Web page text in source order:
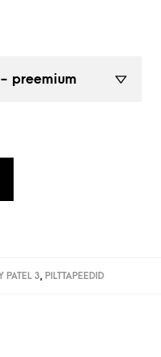
PATEL 3, PILTTAPEEDID